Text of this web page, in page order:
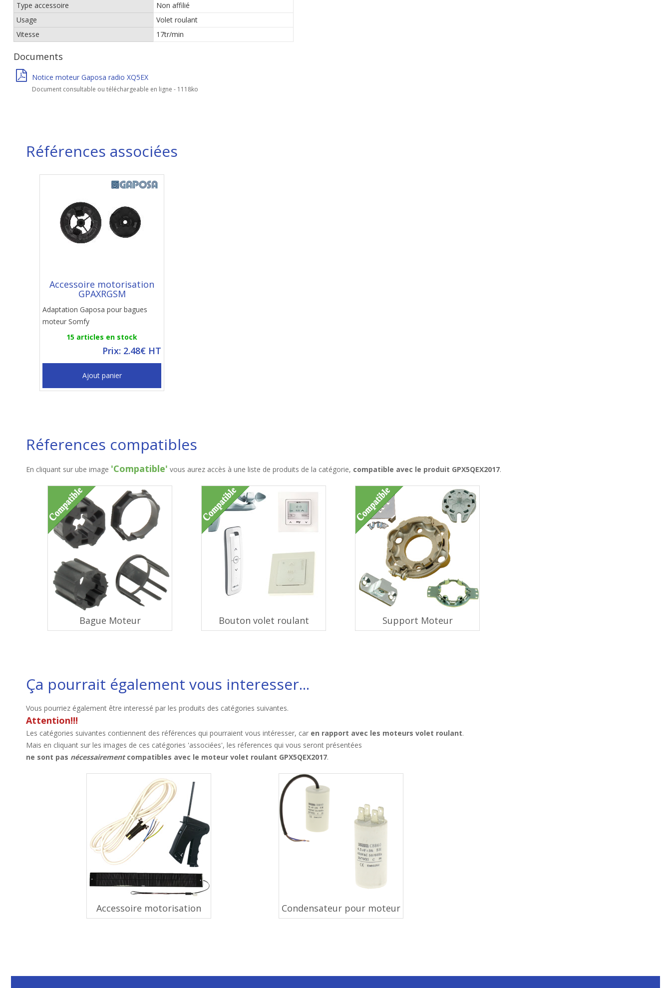
Type accessoire
Non affilié
Usage
Volet roulant
Vitesse
17tr/min
Documents
Notice moteur Gaposa radio XQ5EX
Document consultable ou téléchargeable en ligne - 1118ko
Références associées
Accessoire motorisation
GPAXRGSM
Adaptation Gaposa pour bagues
moteur Somfy
15 articles en stock
Prix: 2.48€ HT
Ajout panier
Réferences compatibles
En cliquant sur ube image 'Compatible' vous aurez accès à une liste de produits de la catégorie, compatible avec le produit GPX5QEX2017.
Bague Moteur Bouton volet roulant Support Moteur
Ça pourrait également vous interesser...
Vous pourriez également être interessé par les produits des catégories suivantes.
Attention!!!
Les catégories suivantes contiennent des références qui pourraient vous intéresser, car en rapport avec les moteurs volet roulant.
Mais en cliquant sur les images de ces catégories 'associées', les réferences qui vous seront présentées
ne sont pas nécessairementcompatibles avec le moteur volet roulant GPX5QEX2017.
Accessoire motorisation Condensateur pour moteur